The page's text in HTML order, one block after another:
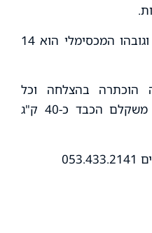
שטח הפיגום הוא 2/1.3 מטר וגובהו המכסימלי הוא 14
הוכתרה בהצלחה וכל
הפרוזקטורים הוחלפו למרות משקלם הכבד כ-40 ק"ג